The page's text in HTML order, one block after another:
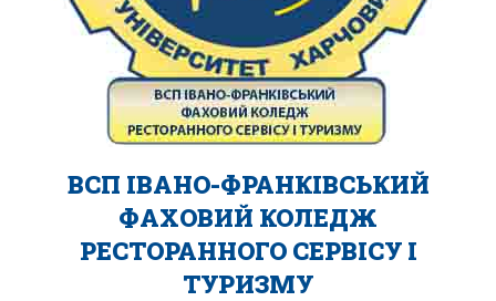
ВСП ІВАНО-ФРАНКІВСЬКИЙ
ФАХОВИЙ КОЛЕДЖ
РЕСТОРАННОГО СЕРВІСУ І
ТУРИЗМУ